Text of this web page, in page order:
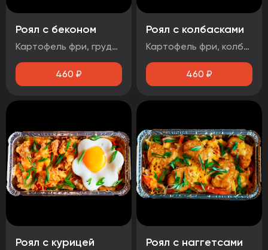
Роял с беконом
Картофель фри, грудинка свиная, яйцо, маринованный лук, помидор, шампиньоны, зеленый лук, сыр Гауда, соус чесночный
460 ₽
Роял с колбасками
Картофель фри, колбаски баварские, соус BBQ, огурцы маринованные, зеленый лук, лук фритюрный, сыр
460 ₽
Роял с курицей Роял с наггетсами